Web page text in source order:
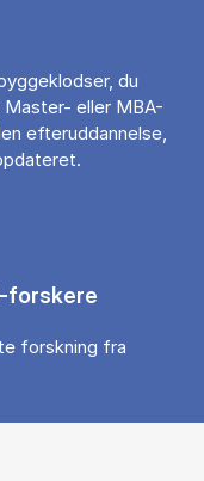
du
eller MBA-
efteruddannelse,
forskere
forskning fra